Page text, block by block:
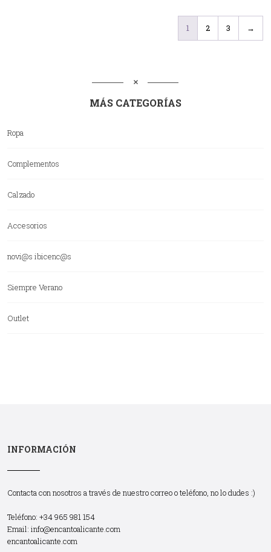
1 2 3 →
MÁS CATEGORÍAS
Ropa
Complementos
Calzado
Accesorios
novi@s ibicenc@s
Siempre Verano
Outlet
INFORMACIÓN
Contacta con nosotros a través de nuestro correo o teléfono, no lo dudes :)
Teléfono: +34 965 981 154
Email: info@encantoalicante.com
encantoalicante.com